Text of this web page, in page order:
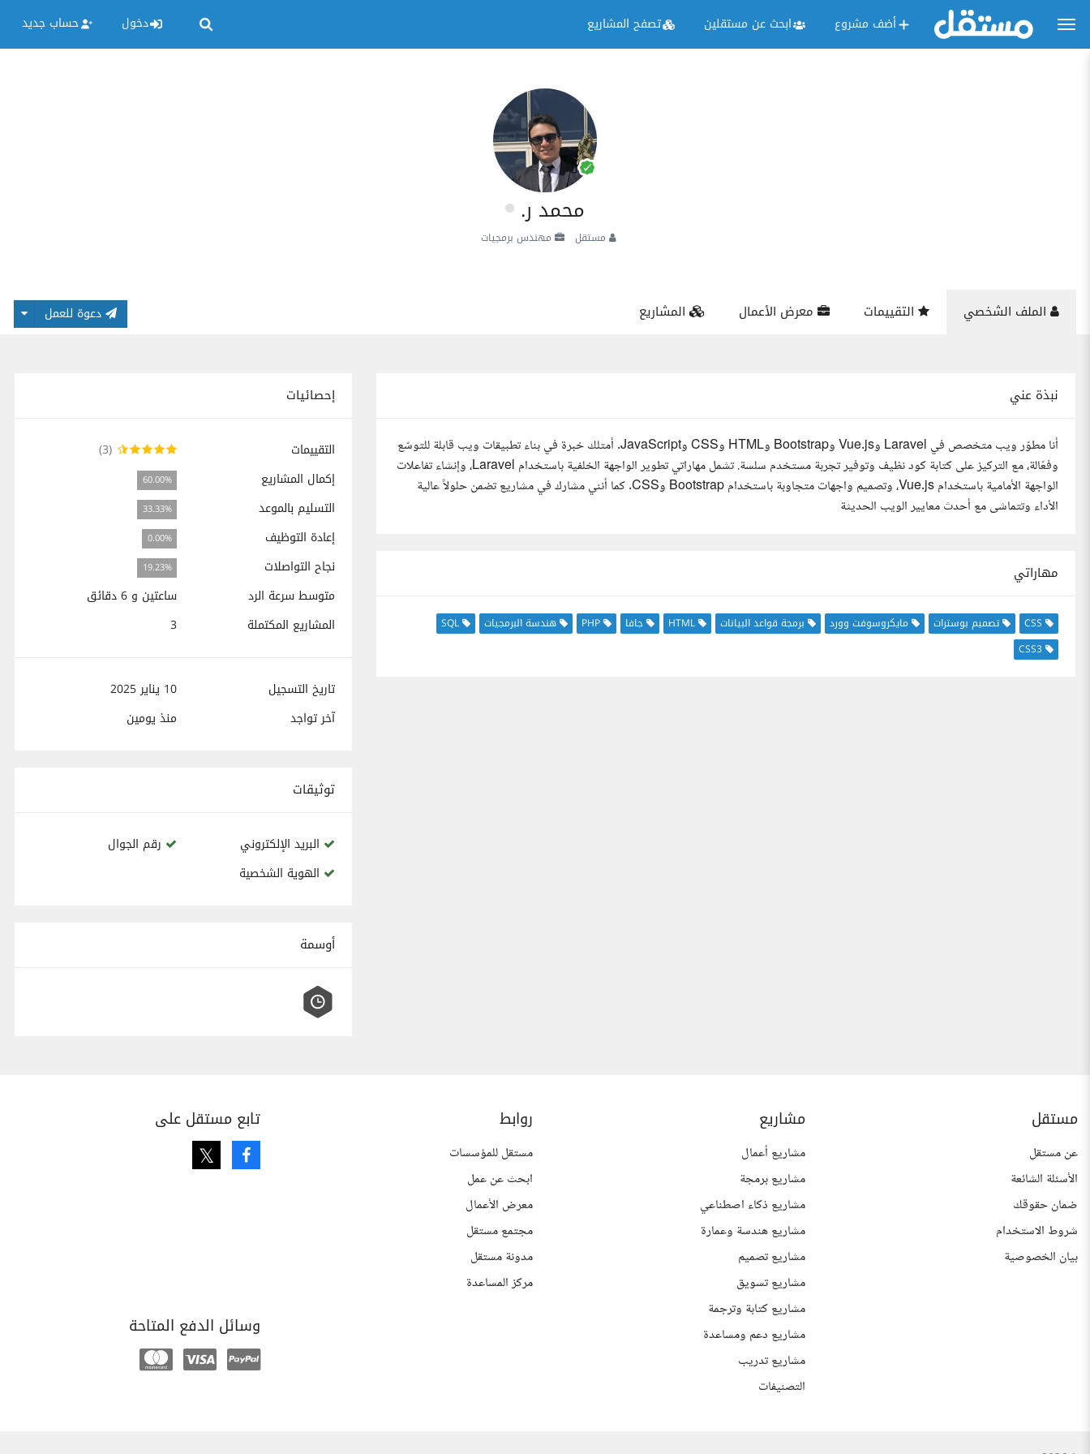
أضف مشروع ابحث عن مستقلين تصفح المشاريع دخول حساب جديد
محمد ر.
مستقل مهندس برمجيات
الملف الشخصي التقييمات معرض الأعمال المشاريع دعوة للعمل
نبذة عني
أنا مطوّر ويب متخصص في Laravel وVue.js وBootstrap وHTML وCSS وJavaScript. أمتلك خبرة في بناء تطبيقات ويب قابلة للتوسّع
وفعّالة، مع التركيز على كتابة كود نظيف وتوفير تجربة مستخدم سلسة. تشمل مهاراتي تطوير الواجهة الخلفية باستخدام Laravel، وإنشاء تفاعلات
الواجهة الأمامية باستخدام Vue.js، وتصميم واجهات متجاوبة باستخدام Bootstrap وCSS. كما أنني مشارك في مشاريع تضمن حلولاً عالية
الأداء وتتماشى مع أحدث معايير الويب الحديثة
مهاراتي
CSS تصميم بوسترات مايكروسوفت وورد برمجة قواعد البيانات HTML جافا PHP هندسة البرمجيات
SQL
CSS3
إحصائيات
التقييمات
(3)
إكمال المشاريع
60.00%
التسليم بالموعد 33.33%
إعادة التوظيف 0.00%
نجاح التواصلات 19.23%
متوسط سرعة الرد
ساعتين و 6 دقائق
المشاريع المكتملة
3
تاريخ التسجيل
10 يناير 2025
آخر تواجد
منذ يومين
توثيقات
البريد الإلكتروني
رقم الجوال
الهوية الشخصية
أوسمة
مستقل
عن مستقل
الأسئلة الشائعة
ضمان حقوقك
شروط الاستخدام
بيان الخصوصية
مشاريع
مشاريع أعمال
مشاريع برمجة
مشاريع ذكاء اصطناعي
مشاريع هندسة وعمارة
مشاريع تصميم
مشاريع تسويق
مشاريع كتابة وترجمة
مشاريع دعم ومساعدة
مشاريع تدريب
التصنيفات
روابط
مستقل للمؤسسات
ابحث عن عمل
معرض الأعمال
مجتمع مستقل
مدونة مستقل
مركز المساعدة
تابع مستقل على
Facebook
Twitter
وسائل الدفع المتاحة
Paypal
Visa